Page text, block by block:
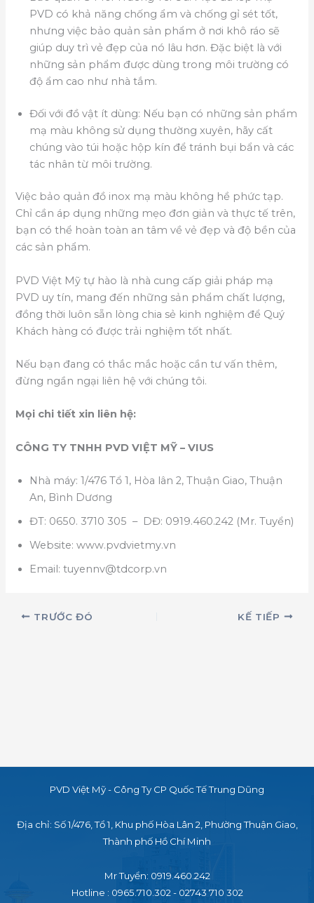
PVD có khả năng chống ẩm và chống gỉ sét tốt,
nhưng việc bảo quản sản phẩm ở nơi khô ráo sẽ
giúp duy trì vẻ đẹp của nó lâu hơn. Đặc biệt là với
những sản phẩm được dùng trong môi trường có
độ ẩm cao như nhà tắm.
Đối với đồ vật ít dùng: Nếu bạn có những sản phẩm
mạ màu không sử dụng thường xuyên, hãy cất
chúng vào túi hoặc hộp kín để tránh bụi bẩn và các
tác nhân từ môi trường.
Việc bảo quản đồ inox mạ màu không hề phức tạp.
Chỉ cần áp dụng những mẹo đơn giản và thực tế trên,
bạn có thể hoàn toàn an tâm về vẻ đẹp và độ bền của
các sản phẩm.
PVD Việt Mỹ tự hào là nhà cung cấp giải pháp mạ
PVD uy tín, mang đến những sản phẩm chất lượng,
đồng thời luôn sẵn lòng chia sẻ kinh nghiệm để Quý
Khách hàng có được trải nghiệm tốt nhất.
Nếu bạn đang có thắc mắc hoặc cần tư vấn thêm,
đừng ngần ngại liên hệ với chúng tôi.
Mọi chi tiết xin liên hệ:
CÔNG TY TNHH PVD VIỆT MỸ – VIUS
Nhà máy: 1/476 Tổ 1, Hòa lân 2, Thuận Giao, Thuận
An, Bình Dương
ĐT: 0650. 3710 305 – DĐ: 0919.460.242 (Mr. Tuyển)
Website: www.pvdvietmy.vn
Email: tuyennv@tdcorp.vn
TRƯỚC ĐÓ KẾ TIẾP
PVD Việt Mỹ - Công Ty CP Quốc Tế Trung Dũng
Địa chỉ: Số 1/476, Tổ 1, Khu phố Hòa Lân 2, Phường Thuận Giao,
Thành phố Hồ Chí Minh
Mr Tuyển: 0919.460.242
Hotline : 0965.710.302 - 02743 710 302